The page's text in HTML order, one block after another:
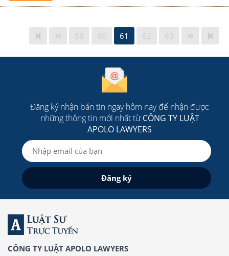
59 60 61 62 63
Đăng ký nhận bản tin ngay hôm nay để nhận được
những thông tin mới nhất từCÔNG TY LUẬT
APOLO LAWYERS
CÔNG TY LUẬT APOLO LAWYERS